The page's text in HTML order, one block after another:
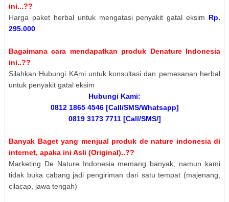
ini...??
Harga paket herbal untuk mengatasi penyakit gatal eksim Rp.
295.000
Bagaimana cara mendapatkan produk Denature Indonesia
ini..??
Silahkan Hubungi KAmi untuk konsultasi dan pemesanan herbal
untuk penyakit gatal eksim
Hubungi Kami:
0812 1865 4546 [Call/SMS/Whatsapp]
0819 3173 7711 [Call/SMS/]
Banyak Baget yang menjual produk de nature indonesia di
internet, apaka ini Asli (Original)..??
Marketing De Nature Indonesia memang banyak, namun kami
tidak buka cabang jadi pengiriman dari satu tempat (majenang,
cilacap, jawa tengah)